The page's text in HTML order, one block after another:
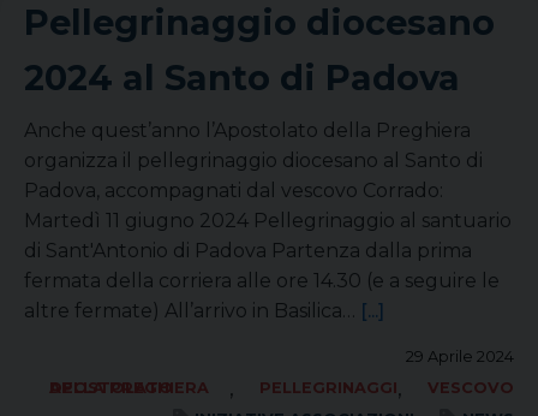
Pellegrinaggio diocesano
2024 al Santo di Padova
Anche quest’anno l’Apostolato della Preghiera
organizza il pellegrinaggio diocesano al Santo di
Padova, accompagnati dal vescovo Corrado:
Martedì 11 giugno 2024 Pellegrinaggio al santuario
di Sant'Antonio di Padova Partenza dalla prima
fermata della corriera alle ore 14.30 (e a seguire le
altre fermate) All’arrivo in Basilica… [...]
29 Aprile 2024
APOSTOLATO DELLA PREGHIERA
, PELLEGRINAGGI,
VESCOVO